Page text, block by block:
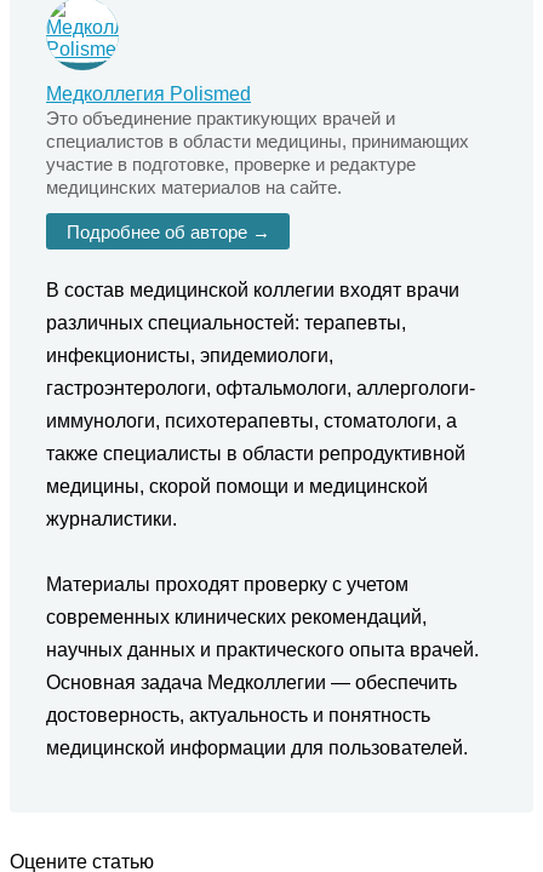
Медколлегия Polismed
Это объединение практикующих врачей и
специалистов в области медицины, принимающих
участие в подготовке, проверке и редактуре
медицинских материалов на сайте.
Подробнее об авторе →
В состав медицинской коллегии входят врачи
различных специальностей: терапевты,
инфекционисты, эпидемиологи,
гастроэнтерологи, офтальмологи, аллергологи-
иммунологи, психотерапевты, стоматологи, а
также специалисты в области репродуктивной
медицины, скорой помощи и медицинской
журналистики.
Материалы проходят проверку с учетом
современных клинических рекомендаций,
научных данных и практического опыта врачей.
Основная задача Медколлегии — обеспечить
достоверность, актуальность и понятность
медицинской информации для пользователей.
Оцените статью